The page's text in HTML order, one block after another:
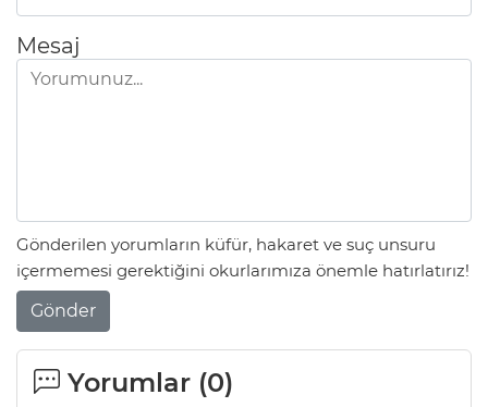
Mesaj
Gönderilen yorumların küfür, hakaret ve suç unsuru
içermemesi gerektiğini okurlarımıza önemle hatırlatırız!
Gönder
Yorumlar (0)